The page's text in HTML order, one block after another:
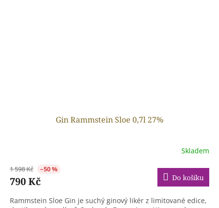
Gin Rammstein Sloe 0,7l 27%
Skladem
1 598 Kč –50 %
790 Kč Do košíku
Rammstein Sloe Gin je suchý ginový likér z limitované edice,